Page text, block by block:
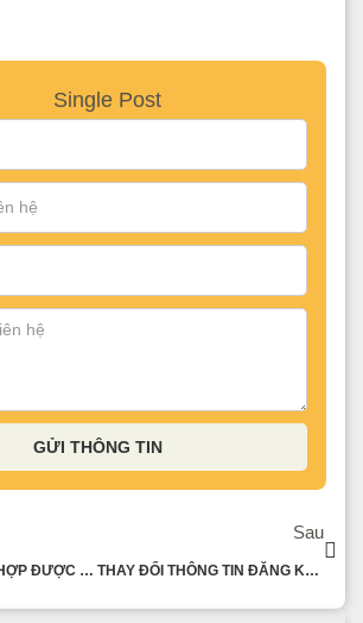
GỬI THÔNG TIN
NHỮNG TRƯỜNG HỢP ĐƯỢC MIỄN KÊ KHAI, MIỄN LẬP HỒ SƠ XÁC ĐỊNH GIÁ GIAO DỊCH LIÊN KẾT
Sau
THAY ĐỔI THÔNG TIN ĐĂNG KÝ THUẾ THU NHẬP CÁ NHÂN